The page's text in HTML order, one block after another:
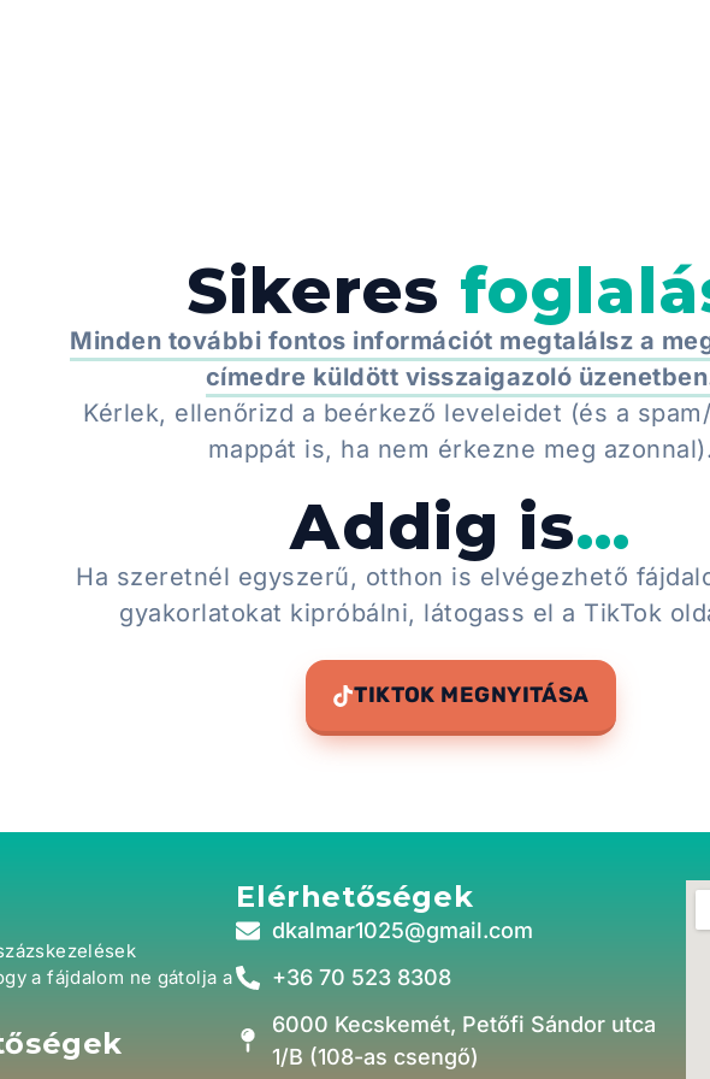
Sikeres
Minden további fontos információt megtalálsz a
címedre küldött visszaigazoló
Kérlek, ellenőrizd a beérkező leveleidet (és a
mappát is, ha nem érkezne meg azonnal).
Addig is...
Ha szeretnél egyszerű, otthon is elvégezhető
gyakorlatokat kipróbálni, látogass el a TikTok
TIKTOK MEGNYITÁSA
a fájdalom ne gátolja a
Elérhetőségek
dkalmar1025@gmail.com
+36 70 523 8308
6000 Kecskemét, Petőfi Sándor utca
1/B (108-as csengő)